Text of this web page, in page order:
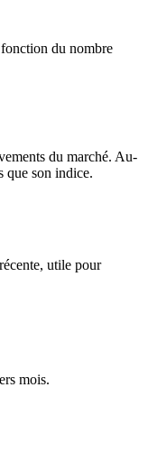
du nombre
du marché. Au-
que son indice.
utile pour
mois.